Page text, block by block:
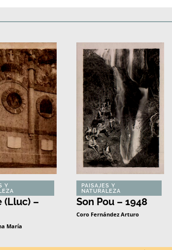
Y
(Lluc) –
María
PAISAJES Y
NATURALEZA
Son Pou – 1948
Coro Fernández Arturo